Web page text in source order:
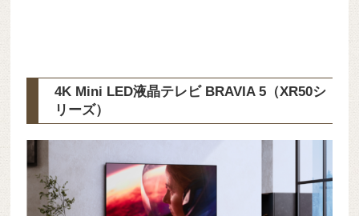
4K Mini LED液晶テレビ BRAVIA 5（XR50シ
リーズ）